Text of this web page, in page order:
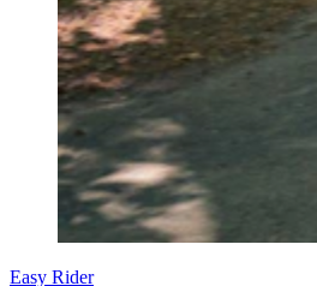
Easy Rider